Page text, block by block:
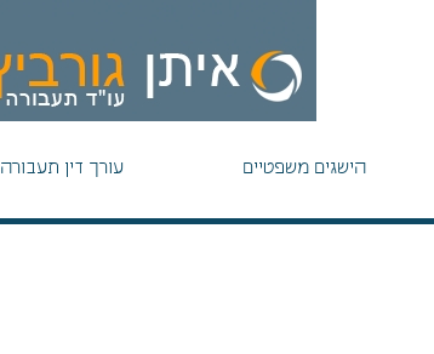
הישגים משפטיים עורך דין תעבורה